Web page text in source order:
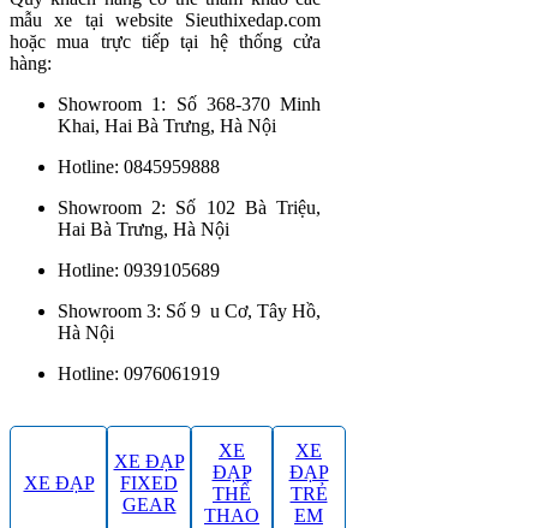
mẫu xe tại website Sieuthixedap.com
hoặc mua trực tiếp tại hệ thống cửa
hàng:
Showroom 1: Số 368-370 Minh
Khai, Hai Bà Trưng, Hà Nội
Hotline: 0845959888
Showroom 2: Số 102 Bà Triệu,
Hai Bà Trưng, Hà Nội
Hotline: 0939105689
Showroom 3: Số 9 u Cơ, Tây Hồ,
Hà Nội
Hotline: 0976061919
XE ĐẠP
XE ĐẠP
FIXED
GEAR
XE
ĐẠP
THỂ
THAO
XE
ĐẠP
TRẺ
EM